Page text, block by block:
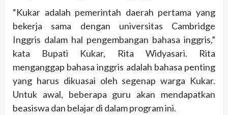
“Kukar adalah pemerintah daerah pertama yang
bekerja sama dengan universitas Cambridge
Inggris dalam hal pengembangan bahasa inggris,”
kata Bupati Kukar, Rita Widyasari. Rita
menganggap bahasa inggris adalah bahasa penting
yang harus dikuasai oleh segenap warga Kukar.
Untuk awal, beberapa guru akan mendapatkan
beasiswa dan belajar di dalam program ini.